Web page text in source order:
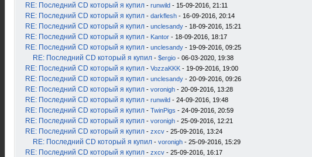
RE: Последний CD который я купил - runwild - 15-09-2016, 21:11
RE: Последний CD который я купил - darkflesh - 16-09-2016, 20:14
RE: Последний CD который я купил - unclesandy - 18-09-2016, 15:21
RE: Последний CD который я купил - Kantor - 18-09-2016, 18:17
RE: Последний CD который я купил - unclesandy - 19-09-2016, 09:25
RE: Последний CD который я купил - $ergio - 06-03-2020, 19:38
RE: Последний CD который я купил - VozzaKKK - 19-09-2016, 19:00
RE: Последний CD который я купил - unclesandy - 20-09-2016, 09:26
RE: Последний CD который я купил - voronigh - 20-09-2016, 13:28
RE: Последний CD который я купил - runwild - 24-09-2016, 19:48
RE: Последний CD который я купил - TwinPigs - 24-09-2016, 20:59
RE: Последний CD который я купил - voronigh - 25-09-2016, 12:21
RE: Последний CD который я купил - zxcv - 25-09-2016, 13:24
RE: Последний CD который я купил - voronigh - 25-09-2016, 15:29
RE: Последний CD который я купил - zxcv - 25-09-2016, 16:17